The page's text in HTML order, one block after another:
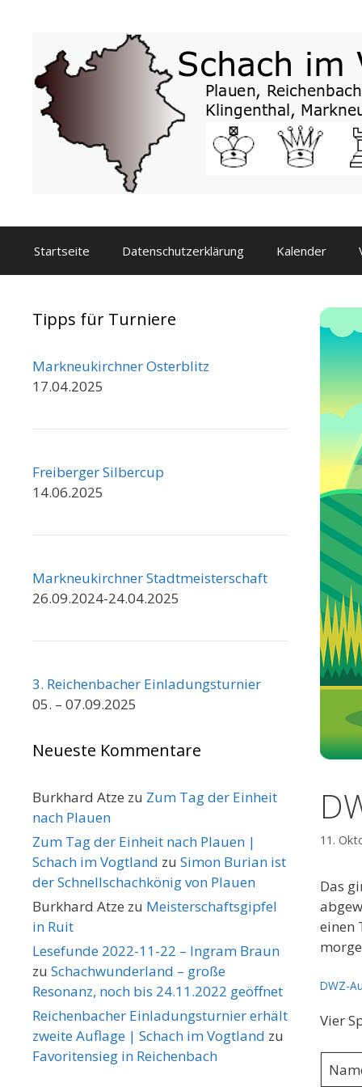
Startseite Datenschutzerklärung Kalender
11.
Das
einen
DWZ-
Vier
Tipps für Turniere
Markneukirchner Osterblitz
17.04.2025
Freiberger Silbercup
14.06.2025
Markneukirchner Stadtmeisterschaft
26.09.2024-24.04.2025
3. Reichenbacher Einladungsturnier
05. – 07.09.2025
Neueste Kommentare
Burkhard Atze zu Zum Tag der Einheit
nach Plauen
Zum Tag der Einheit nach Plauen |
Schach im Vogtland zu Simon Burian ist
der Schnellschachkönig von Plauen
Burkhard Atze zu Meisterschaftsgipfel
in Ruit
Lesefunde 2022-11-22 – Ingram Braun
zu Schachwunderland – große
Resonanz, noch bis 24.11.2022 geöffnet
Reichenbacher Einladungsturnier erhält
zweite Auflage | Schach im Vogtland zu
Favoritensieg in Reichenbach